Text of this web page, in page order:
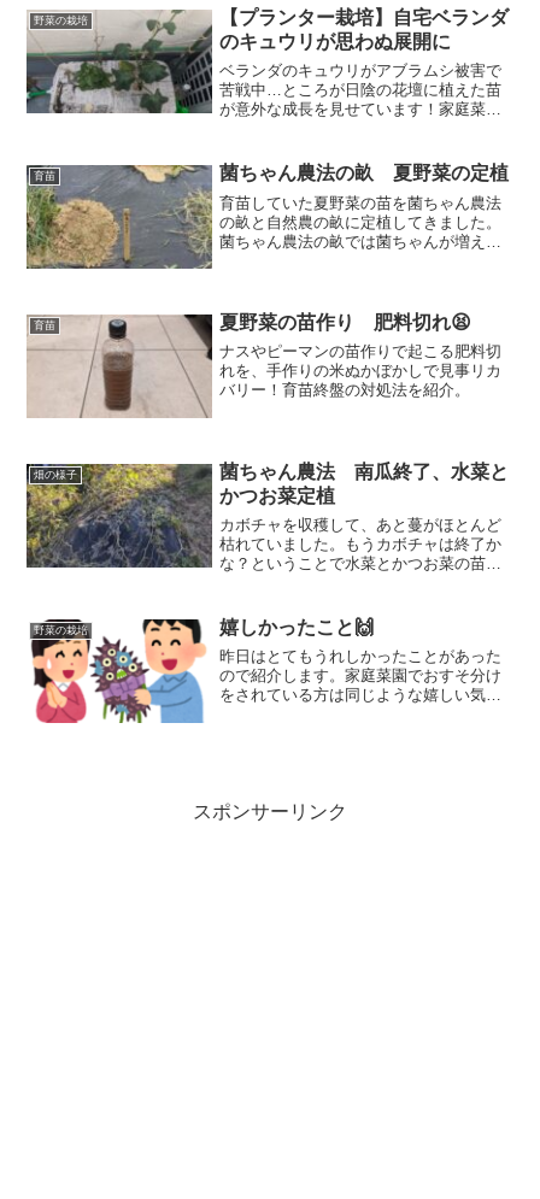
かり食べているのでどこかにいるんだろ
うな。
野菜の栽培
【プランター栽培】自宅ベランダ
のキュウリが思わぬ展開に
ベランダのキュウリがアブラムシ被害で
苦戦中…ところが日陰の花壇に植えた苗
が意外な成長を見せています！家庭菜園
育苗 菌ちゃん農法の畝 夏野菜の定植
育苗していた夏野菜の苗を菌ちゃん農法
の畝と自然農の畝に定植してきました。
菌ちゃん農法の畝では菌ちゃんが増えて
た。
育苗 夏野菜の苗作り 肥料切れ😫
ナスやピーマンの苗作りで起こる肥料切
れを、手作りの米ぬかぼかしで見事リカ
バリー！育苗終盤の対処法を紹介。
畑の様子
菌ちゃん農法 南瓜終了、水菜と
かつお菜定植
カボチャを収穫して、あと蔓がほとんど
枯れていました。もうカボチャは終了か
な？ということで水菜とかつお菜の苗を
栽培の菌ちゃん農法と自然農で栽培して
います。
野菜の栽培 嬉しかったこと🙌
昨日はとてもうれしかったことがあった
ので紹介します。家庭菜園でおすそ分け
をされている方は同じような嬉しい気持
スポンサーリンク